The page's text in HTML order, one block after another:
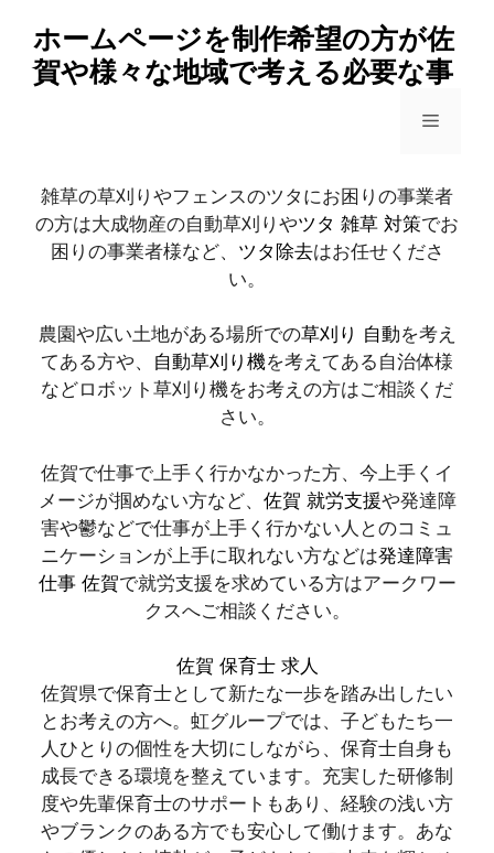
ホームページを制作希望の方が佐
賀や様々な地域で考える必要な事
メ
ニ
ュ
雑草の草刈りやフェンスのツタにお困りの事業者
の方は大成物産の自動草刈りやツタ 雑草 対策でお
困りの事業者様など、 ツタ除去はお任せくださ
い。
農園や広い土地がある場所での草刈り 自動を考え
てある方や、 自動草刈り機を考えてある自治体様
などロボット草刈り機をお考えの方はご相談くだ
さい。
佐賀で仕事で上手く行かなかった方、今上手くイ
メージが掴めない方など、 佐賀 就労支援や発達障
害や鬱などで仕事が上手く行かない人とのコミュ
ニケーションが上手に取れない方などは発達障害
仕事 佐賀で就労支援を求めている方はアークワー
クスへご相談ください。
佐賀 保育士 求人
佐賀県で保育士として新たな一歩を踏み出したい
とお考えの方へ。虹グループでは、子どもたち一
人ひとりの個性を大切にしながら、保育士自身も
成長できる環境を整えています。充実した研修制
度や先輩保育士のサポートもあり、経験の浅い方
やブランクのある方でも安心して働けます。あな